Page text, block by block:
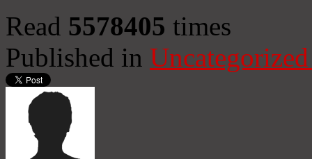
Read 5578405 times
Published in